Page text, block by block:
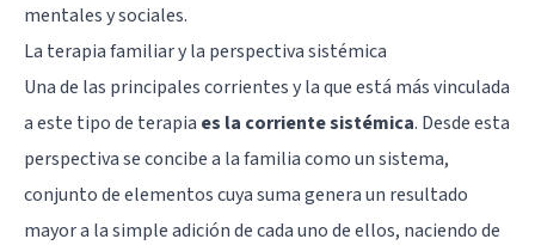
mentales y sociales.
La terapia familiar y la perspectiva sistémica
Una de las principales corrientes y la que está más vinculada
a este tipo de terapia es la corriente sistémica. Desde esta
perspectiva se concibe a la familia como un sistema,
conjunto de elementos cuya suma genera un resultado
mayor a la simple adición de cada uno de ellos, naciendo de